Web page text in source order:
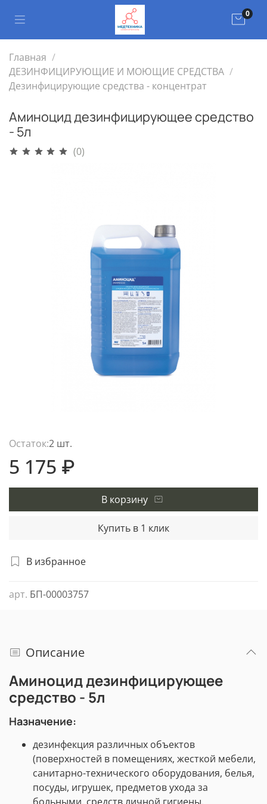
0
Главная
ДЕЗИНФИЦИРУЮЩИЕ И МОЮЩИЕ СРЕДСТВА
Дезинфицирующие средства - концентрат
Аминоцид дезинфицирующее средство
- 5л
(0)
В избранное
арт. БП-00003757
Остаток:2 шт.
5 175 ₽
В корзину
Купить в 1 клик
Описание
Аминоцид дезинфицирующее
средство - 5л
Назначение:
дезинфекция различных объектов
(поверхностей в помещениях, жесткой мебели,
санитарно-технического оборудования, белья,
посуды, игрушек, предметов ухода за